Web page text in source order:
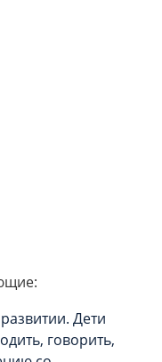
Дети
говорить,